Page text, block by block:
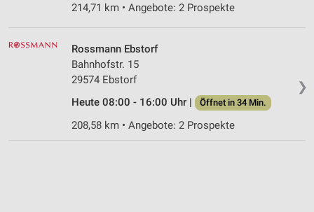
214,71 km • Angebote: 2 Prospekte
❯
Rossmann Ebstorf
Bahnhofstr. 15
29574 Ebstorf
Heute 08:00 - 16:00 Uhr |
Öffnet in 34 Min.
208,58 km • Angebote: 2 Prospekte